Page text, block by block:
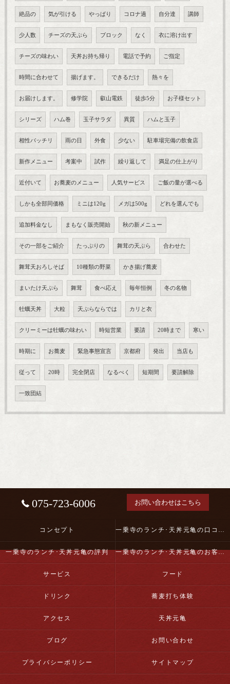
絶品の 気が引ける やっぱり コロナ過 自分達 講師
少人数 チーズの天ぷら ブロック なく 衣に溶け出す
チーズの味わい 天丼お持ち帰り 電話で予約 ご指定
時間に合わせて 揚げます。 できるだけ 熱々を
お届けします。 修学院 叡山電鉄 徒歩5分 お子様セット
シリーズ ハム巻 玉子サラダ 異質 ハムと玉子
相性バッチリ 雨の日 外食 少ない 駐車場完備の飲食店
新作メニュー 考案中 試作 繰り返して 満足の仕上がり
近付いて お蕎麦のメニュー 人気サービス ご飯の量が選べる
しかも全部同価格 ミニは120g メガは500g どれを選んでも
追加料金なし まもなく販売開始 秋の新メニュー
その一部をご紹介 たっぷりの 舞茸の天ぷら 合わせた
舞茸天おろしそば 10種類の野菜 かき揚げ蕎麦
まいたけ天ぷら 舞茸 食べ応え 毎年恒例 冬の名物
牡蠣天丼 大粒 天ぷらならでは カリと衣
クリーミーは牡蠣の味わい 時短営業 要請 20時まで 寒い
時期に お蕎麦 緊急事態宣言 京都府 発出 当店も
従って 20時 完全閉店 なるべく 短期間 要請解除
一致団結
075-723-6006 お問い合わせはこちら
コンセプト 一乗寺のランチ･天丼元亀の口コミ情報
一乗寺のランチ･天丼元亀の評判 一乗寺のランチ･天丼元亀のお客様の声
サービス フード
ドリンク 蕎麦打ち体験
アクセス 天丼元亀
ブログ お問い合わせ
プライバシーポリシー サイトマップ